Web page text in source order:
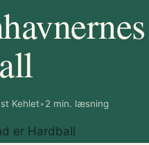
Kehlet•2 min. læsning